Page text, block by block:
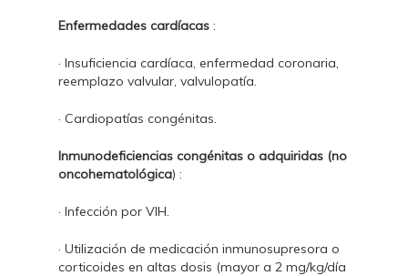
Enfermedades cardíacas :
· Insuficiencia cardíaca, enfermedad coronaria,
reemplazo valvular, valvulopatía.
· Cardiopatías congénitas.
Inmunodeficiencias congénitas o adquiridas (no
oncohematológica) :
· Infección por VIH.
· Utilización de medicación inmunosupresora o
corticoides en altas dosis (mayor a 2 mg/kg/día